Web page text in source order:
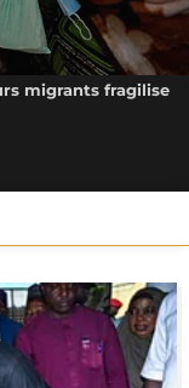
migrants fragilise